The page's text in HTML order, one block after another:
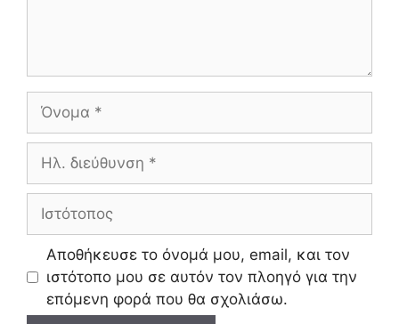
Όνομα
Ηλ.
Ιστότοπος
Αποθήκευσε το όνομά μου, email, και τον
ιστότοπο μου σε αυτόν τον πλοηγό για την
επόμενη φορά που θα σχολιάσω.